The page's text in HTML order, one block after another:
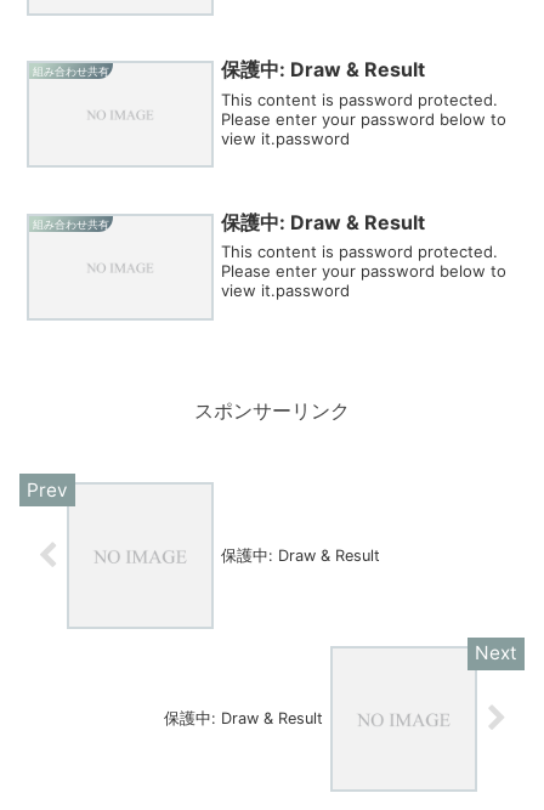
組み合わせ共有 保護中: Draw & Result
This content is password protected.
Please enter your password below to
view it.password
組み合わせ共有 保護中: Draw & Result
This content is password protected.
Please enter your password below to
view it.password
スポンサーリンク
保護中: Draw & Result
保護中: Draw & Result